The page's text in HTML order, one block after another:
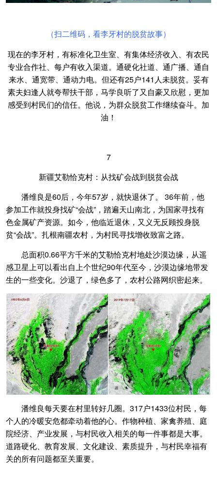
（扫二维码，看李牙村的脱贫故事）
现在的李牙村，有标准化卫生室、有集体经济收入、有农民
专业合作社、每户有收入渠道。通硬化社道、通广播、通自
来水、通宽带、通动力电。但还有25户141人未脱贫。妥有
素夫妇逢人就夸帮扶干部，马学良听了又自豪又欣慰，更加
感受到村民们的信任。他说，为群众脱贫工作继续奋斗。加
油！
7
新疆艾勒恰克村：从找矿会战到脱贫会战
潘维良是60后，今年57岁，就快退休了。 36年前，他
参加工作就投身找矿“会战”，踏遍天山南北，为国家寻找有
色金属矿产资源。如今，他临近退休，又义无反顾投身脱
贫“会战”。扎根南疆农村，为村民寻找增收致富之路。
总面积0.66平方千米的艾勒恰克村地处沙漠边缘， 从遥
感卫星上可以看出自上个世纪90年代至今，沙漠边缘地带发
生的一些变化。 沙退了，绿色多了， 农村公路网织密起来。
潘维良每天要在村里转好几圈。317户1433位村民，每
个人的冷暖安危都牵动着他的心。作物种植、家禽养殖、庭
院经济、产业发展，与村民收入相关的每一件事都是大事。
道路硬化、教育发展、文化建设、素质提升，与村民幸福有
关的所有问题都至关重要。